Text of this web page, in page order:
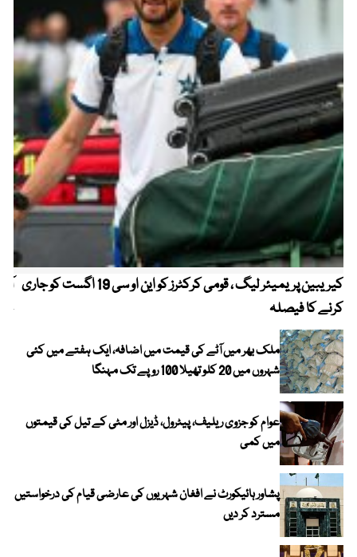
کیریبین پریمیئر لیگ ، قومی کرکٹرز کو این او سی 19 اگست کو جاری
کرنے کا فیصلہ
ملک بھر میں آٹے کی قیمت میں اضافہ، ایک ہفتے میں کئی
شہروں میں 20 کلو تھیلا 100 روپے تک مہنگا
عوام کو جزوی ریلیف، پیٹرول، ڈیزل اور مٹی کے تیل کی قیمتوں
میں کمی
پشاور ہائیکورٹ نے افغان شہریوں کی عارضی قیام کی درخواستیں
مسترد کر دیں